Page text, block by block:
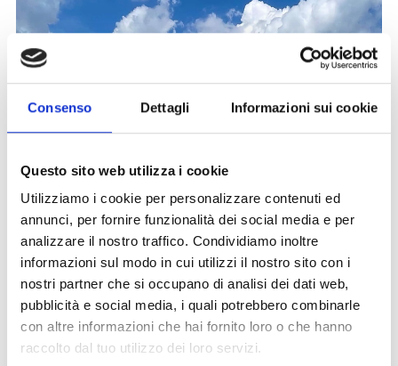
Consenso Dettagli Informazioni sui cookie
Questo sito web utilizza i cookie
Utilizziamo i cookie per personalizzare contenuti ed
annunci, per fornire funzionalità dei social media e per
analizzare il nostro traffico. Condividiamo inoltre
informazioni sul modo in cui utilizzi il nostro sito con i
nostri partner che si occupano di analisi dei dati web,
pubblicità e social media, i quali potrebbero combinarle
con altre informazioni che hai fornito loro o che hanno
raccolto dal tuo utilizzo dei loro servizi.